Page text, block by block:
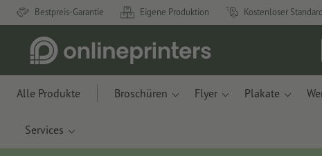
Bestpreis-Garantie Eigene Produktion Kostenloser
Alle Produkte Broschüren Flyer Plakate
Services